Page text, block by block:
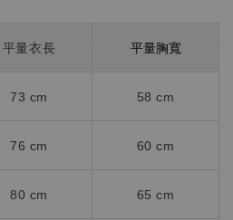
平量衣長 平量胸寬
73 cm 58 cm
76 cm 60 cm
80 cm 65 cm